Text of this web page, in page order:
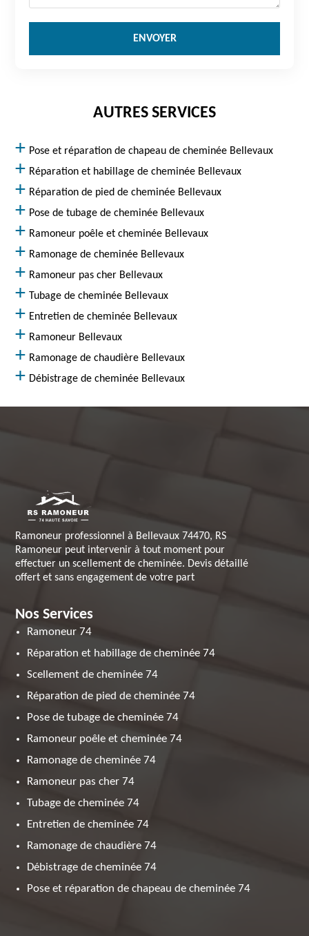
AUTRES SERVICES
Pose et réparation de chapeau de cheminée Bellevaux
Réparation et habillage de cheminée Bellevaux
Réparation de pied de cheminée Bellevaux
Pose de tubage de cheminée Bellevaux
Ramoneur poêle et cheminée Bellevaux
Ramonage de cheminée Bellevaux
Ramoneur pas cher Bellevaux
Tubage de cheminée Bellevaux
Entretien de cheminée Bellevaux
Ramoneur Bellevaux
Ramonage de chaudière Bellevaux
Débistrage de cheminée Bellevaux
Ramoneur professionnel à Bellevaux 74470, RS
Ramoneur peut intervenir à tout moment pour
effectuer un scellement de cheminée. Devis détaillé
offert et sans engagement de votre part
Nos Services
Ramoneur 74
Réparation et habillage de cheminée 74
Scellement de cheminée 74
Réparation de pied de cheminée 74
Pose de tubage de cheminée 74
Ramoneur poêle et cheminée 74
Ramonage de cheminée 74
Ramoneur pas cher 74
Tubage de cheminée 74
Entretien de cheminée 74
Ramonage de chaudière 74
Débistrage de cheminée 74
Pose et réparation de chapeau de cheminée 74